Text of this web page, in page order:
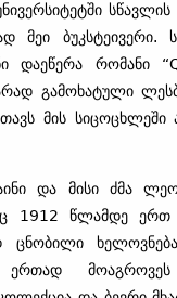
მეი ბუკსტეივერი.
დაეწერა რომანი
გამოხატული
მის სიცოცხლეში
და მისი ძმა
1912 წლამდე ერთ
ცნობილი
მოაგროვეს